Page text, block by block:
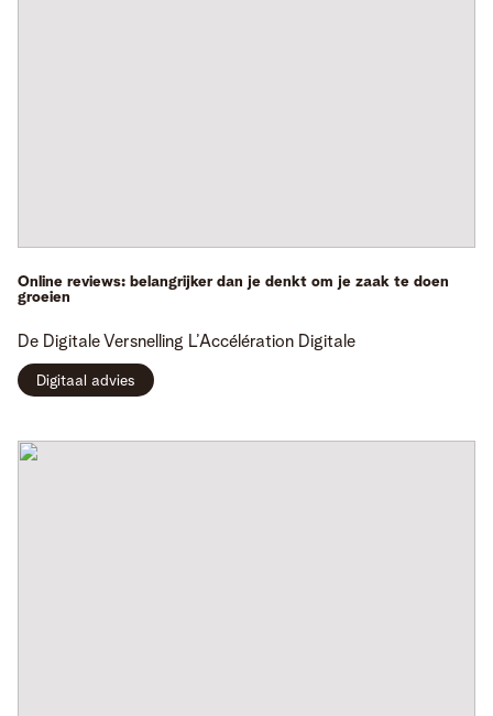
Online reviews: belangrijker dan je denkt om je zaak te doen
groeien
De Digitale Versnelling L’Accélération Digitale
Digitaal advies